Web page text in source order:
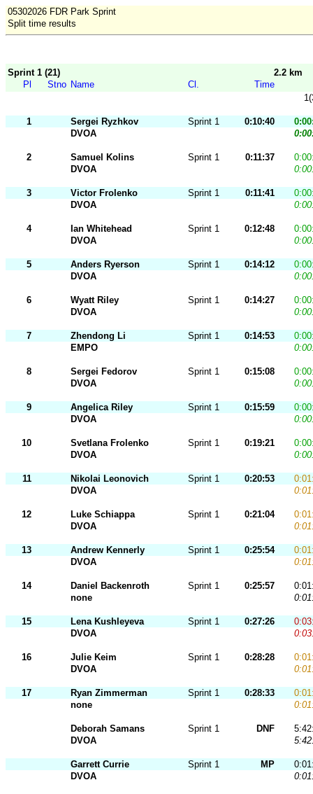
05302026 FDR Park Sprint
Split time results
Sprint 1 (21)
2.2 km
Pl
Stno Name Cl.
Time
1 Sergei Ryzhkov Sprint 1 0:10:40
DVOA
2 Samuel Kolins Sprint 1 0:11:37
DVOA
3 Victor Frolenko Sprint 1 0:11:41
DVOA
4 Ian Whitehead Sprint 1 0:12:48
DVOA
5 Anders Ryerson Sprint 1 0:14:12
DVOA
6 Wyatt Riley Sprint 1 0:14:27
DVOA
7 Zhendong Li Sprint 1 0:14:53
EMPO
8 Sergei Fedorov Sprint 1 0:15:08
DVOA
9 Angelica Riley Sprint 1 0:15:59
DVOA
10 Svetlana Frolenko Sprint 1 0:19:21
DVOA
11 Nikolai Leonovich Sprint 1 0:20:53
DVOA
12 Luke Schiappa Sprint 1 0:21:04
DVOA
13 Andrew Kennerly Sprint 1 0:25:54
DVOA
14 Daniel Backenroth Sprint 1 0:25:57
none
15 Lena Kushleyeva Sprint 1 0:27:26
DVOA
16 Julie Keim Sprint 1 0:28:28
DVOA
17 Ryan Zimmerman Sprint 1 0:28:33
none
Deborah Samans Sprint 1 DNF
DVOA
Garrett Currie Sprint 1 MP
DVOA